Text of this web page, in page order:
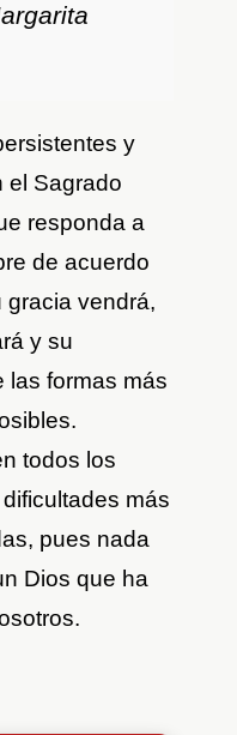
y
el Sagrado
responda a
de acuerdo
gracia vendrá,
y su
las formas más
todos los
más
pues nada
Dios que ha